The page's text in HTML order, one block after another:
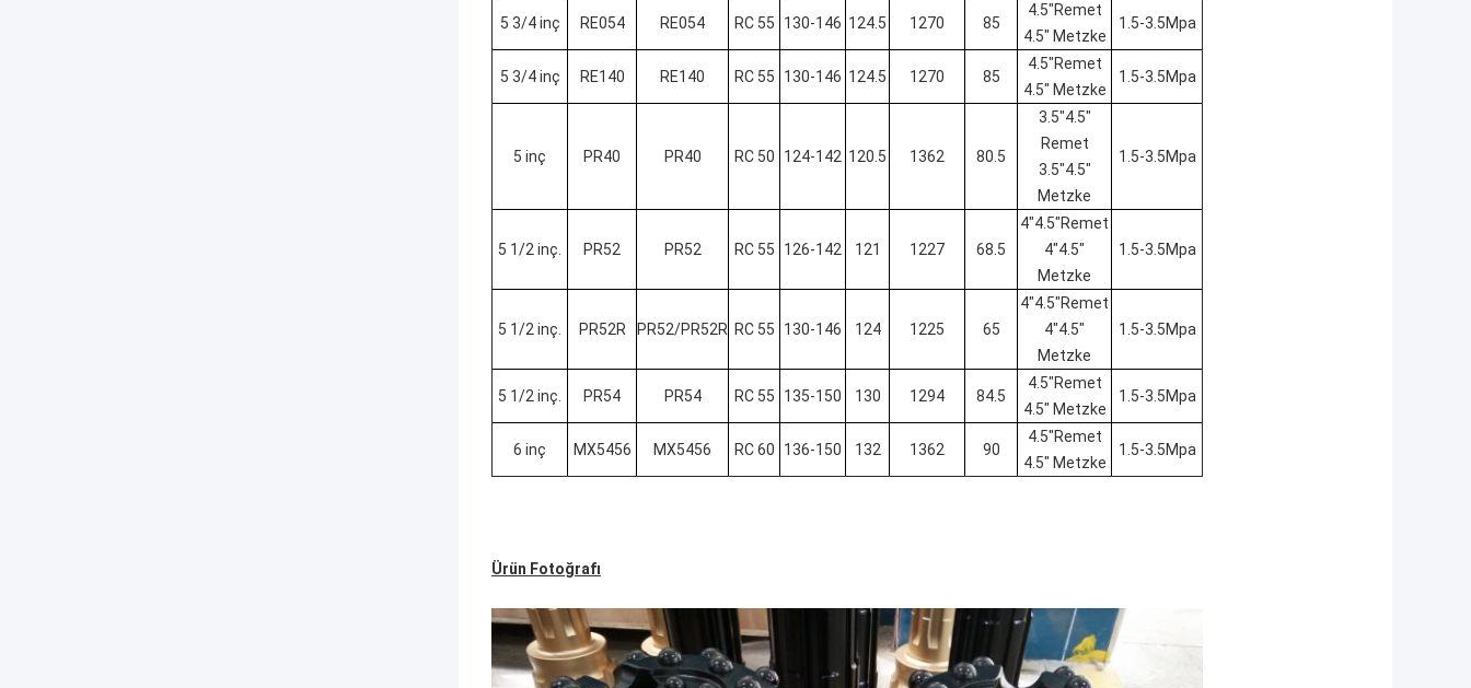
5 3/4 inç RE054 RE054 RC 55 130-146 124.5 1270 85
4.5"Remet
4.5" Metzke
1.5-3.5Mpa
5 3/4 inç RE140 RE140 RC 55 130-146 124.5 1270 85
4.5"Remet
4.5" Metzke
1.5-3.5Mpa
5 inç PR40 PR40 RC 50 124-142 120.5 1362 80.5
3.5"4.5"
Remet
3.5"4.5"
Metzke
1.5-3.5Mpa
5 1/2 inç. PR52 PR52 RC 55 126-142 121 1227 68.5
4"4.5"Remet
4"4.5"
Metzke
1.5-3.5Mpa
5 1/2 inç. PR52R PR52/PR52R RC 55 130-146 124 1225 65
4"4.5"Remet
4"4.5"
Metzke
1.5-3.5Mpa
5 1/2 inç. PR54 PR54 RC 55 135-150 130 1294 84.5
4.5"Remet
4.5" Metzke
1.5-3.5Mpa
6 inç MX5456 MX5456 RC 60 136-150 132 1362 90
4.5"Remet
4.5" Metzke
1.5-3.5Mpa
Ürün Fotoğrafı